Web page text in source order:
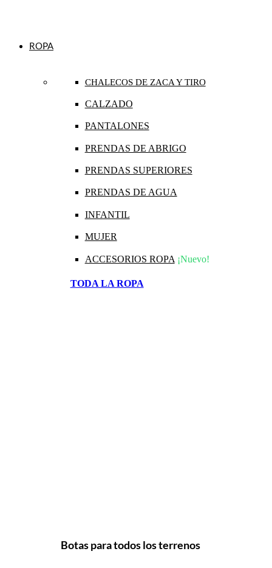
ROPA
CHALECOS DE ZACA Y TIRO
CALZADO
PANTALONES
PRENDAS DE ABRIGO
PRENDAS SUPERIORES
PRENDAS DE AGUA
INFANTIL
MUJER
ACCESORIOS ROPA ¡Nuevo!
TODA LA ROPA
Botas para todos los terrenos